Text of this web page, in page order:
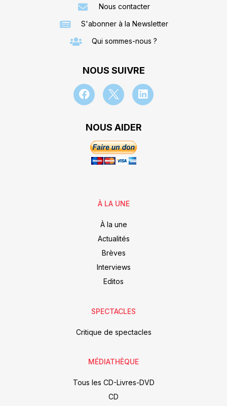
Nous contacter
S'abonner à la Newsletter
Qui sommes-nous ?
NOUS SUIVRE
NOUS AIDER
À LA UNE
À la une
Actualités
Brèves
Interviews
Editos
SPECTACLES
Critique de spectacles
MÉDIATHÈQUE
Tous les CD-Livres-DVD
CD